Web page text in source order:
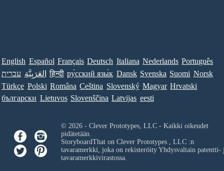
English Español Français Deutsch Italiana Nederlands Português
עברית العَرَبِيَّة हिन्दी ру́сский язы́к Dansk Svenska Suomi Norsk
Türkçe Polski Româna Ceština Slovenský Magyar Hrvatski
български Lietuvos Slovenščina Latvijas eesti
© 2026 - Clever Prototypes, LLC - Kaikki oikeudet
pidätetään.
StoryboardThat on Clever Prototypes , LLC:n
tavaramerkki, joka on rekisteröity Yhdysvaltain patentti-
tavaramerkkivirastossa.